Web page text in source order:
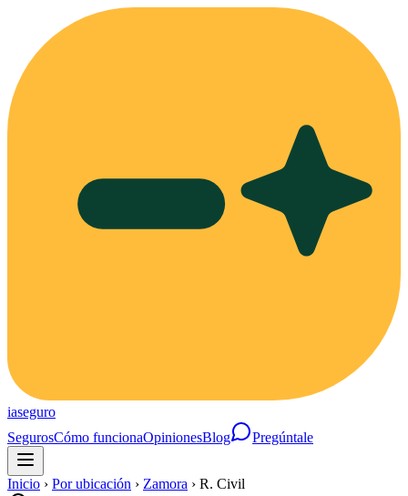
iaseguro
SegurosCómo funcionaOpinionesBlog Pregúntale
Inicio › Por ubicación › Zamora › R. Civil